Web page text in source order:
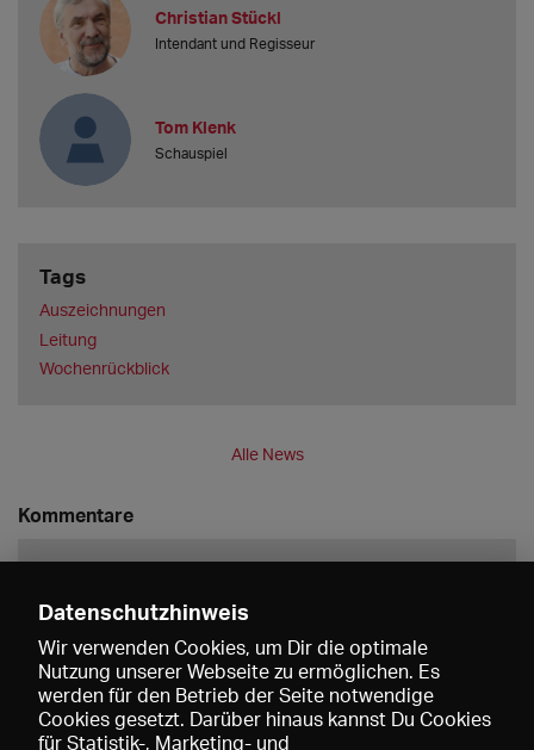
Christian Stückl
Intendant und Regisseur
Tom Klenk
Schauspiel
Tags
Auszeichnungen
Leitung
Wochenrückblick
Alle News
Kommentare
Speichern
Datenschutzhinweis
Wir verwenden Cookies, um Dir die optimale
Nutzung unserer Webseite zu ermöglichen. Es
werden für den Betrieb der Seite notwendige
Cookies gesetzt. Darüber hinaus kannst Du Cookies
für Statistik-, Marketing- und